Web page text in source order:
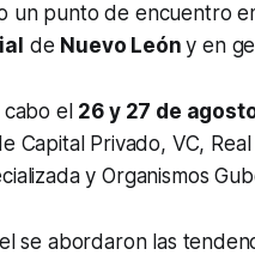
un punto de encuentro
de Nuevo Leóny en
el 26 y 27 de
Capital Privado, VC,
y Organismos
se abordaron las